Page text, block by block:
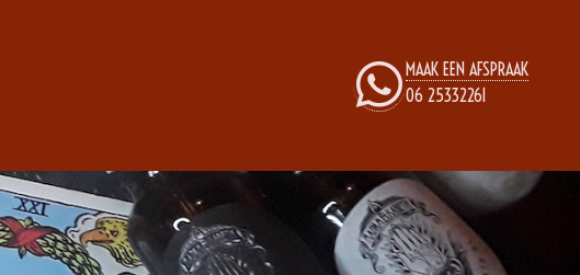
MAAK EEN AFSPRAAK
06 25332261